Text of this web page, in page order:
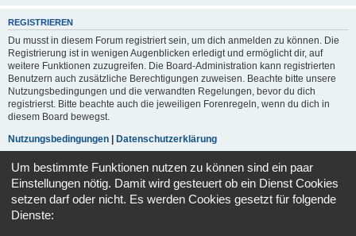
REGISTRIEREN
Du musst in diesem Forum registriert sein, um dich anmelden zu können. Die
Registrierung ist in wenigen Augenblicken erledigt und ermöglicht dir, auf
weitere Funktionen zuzugreifen. Die Board-Administration kann registrierten
Benutzern auch zusätzliche Berechtigungen zuweisen. Beachte bitte unsere
Nutzungsbedingungen und die verwandten Regelungen, bevor du dich
registrierst. Bitte beachte auch die jeweiligen Forenregeln, wenn du dich in
diesem Board bewegst.
Nutzungsbedingungen
Datenschutzerklärung
Registrieren
Portal
Um bestimmte Funktionen nutzen zu können sind ein paar
Einstellungen nötig. Damit wird gesteuert ob ein Dienst Cookies
setzen darf oder nicht. Es werden Cookies gesetzt für folgende
Dienste: